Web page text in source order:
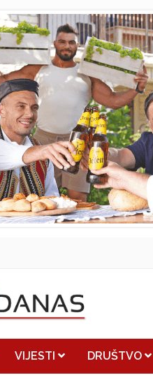
VIJESTI DRUŠTVO